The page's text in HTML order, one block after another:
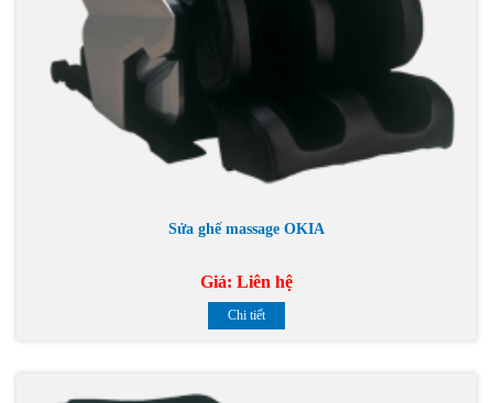
Sửa ghế massage OKIA
Giá: Liên hệ
Chi tiết